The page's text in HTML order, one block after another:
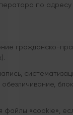
по адресу
гражданско-
файлы «cookie»,